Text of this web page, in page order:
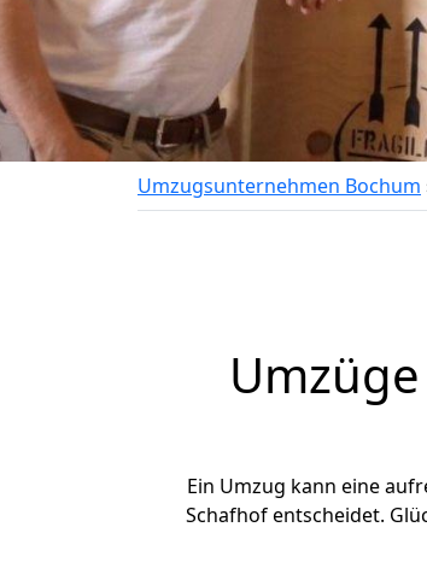
Umzugsunternehmen Bochum
Ein Umzug kann eine
Schafhof entscheidet.